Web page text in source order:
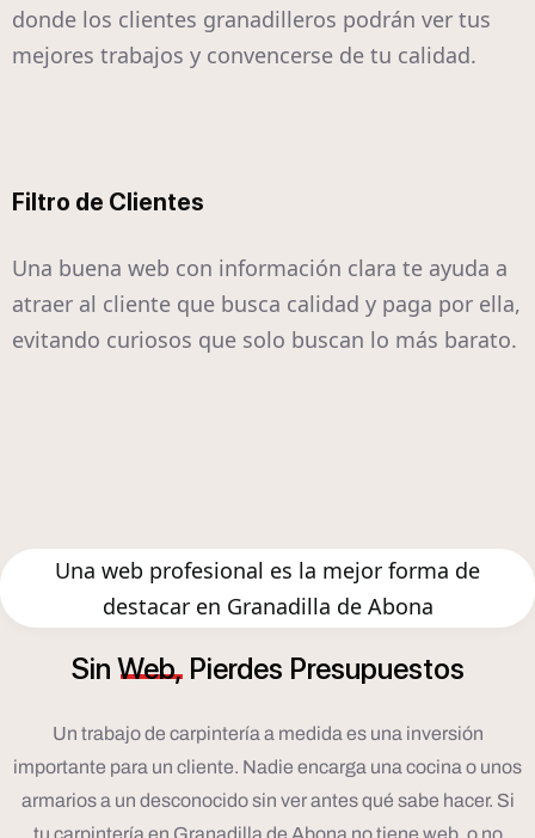
donde los clientes granadilleros podrán ver tus
mejores trabajos y convencerse de tu calidad.
Filtro de Clientes
Una buena web con información clara te ayuda a
atraer al cliente que busca calidad y paga por ella,
evitando curiosos que solo buscan lo más barato.
Una web profesional es la mejor forma de
destacar en Granadilla de Abona
Sin Web, Pierdes Presupuestos
Un trabajo de carpintería a medida es una inversión
importante para un cliente. Nadie encarga una cocina o unos
armarios a un desconocido sin ver antes qué sabe hacer. Si